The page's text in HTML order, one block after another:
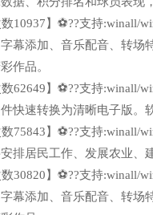
10937】⚽??支持:winall/
幕添加、音乐配音、转
作品。
62649】⚽??支持:winall/
快速转换为清晰电子版。
75843】⚽??支持:winall/
排居民工作、发展农业、
30820】⚽??支持:winall/
幕添加、音乐配音、转